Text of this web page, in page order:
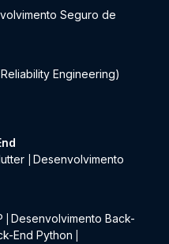
Seguro de
Engineering)
Desenvolvimento
Desenvolvimento Back-
End Python